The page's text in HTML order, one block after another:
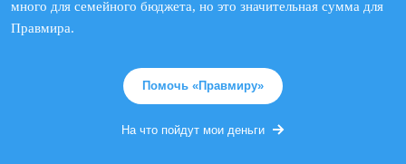
много для семейного бюджета, но это значительная сумма для
Правмира.
Помочь «Правмиру»
На что пойдут мои деньги